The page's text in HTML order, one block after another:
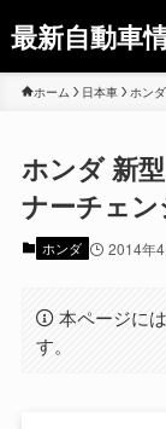
最新自動車
ホーム 日本車 ホンダ
ホンダ 新
ナーチェン
ホンダ 2014年
本ページに
す。